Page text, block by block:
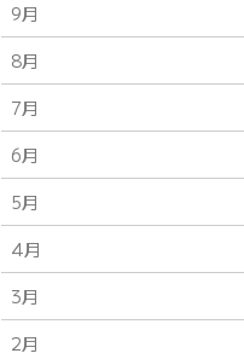
9月
8月
7月
6月
5月
4月
3月
2月